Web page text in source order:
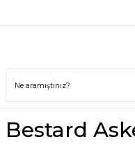
Bestard